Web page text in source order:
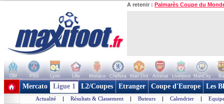
A retenir : Palmarès Coupe du
OM PSG Lyon Lille Monaco Chelsea Man Utd Arsenal Liverpool ManCity
+ de clubs
Mercato Ligue 1 L2/Coupes Etranger Coupe d'Europe Les
Actualité | Résultats & Classement | Buteurs | Calendrier |